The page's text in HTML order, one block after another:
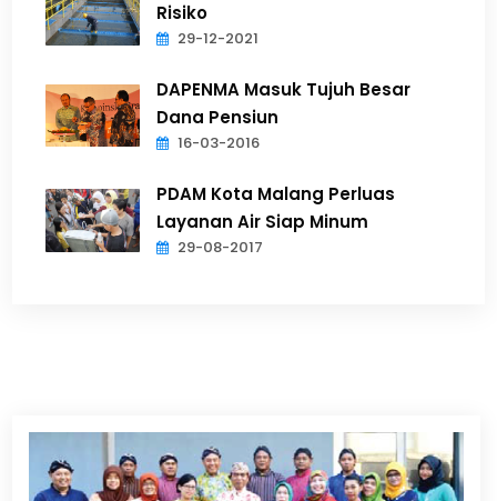
Risiko
29-12-2021
DAPENMA Masuk Tujuh Besar
Dana Pensiun
16-03-2016
PDAM Kota Malang Perluas
Layanan Air Siap Minum
29-08-2017